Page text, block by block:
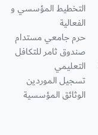
التخطيط المؤسسي و
الفعالية
حرم جامعي مستدام
صندوق ثامر للتكافل
التعليمي
تسجيل الموردين
الوثائق المؤسسية